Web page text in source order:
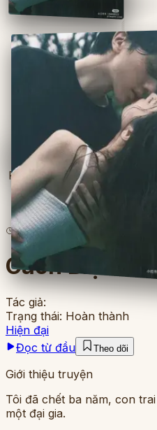
Full
8lượt đọc 5
Cách Biệt
Tác giả:
Trạng thái: Hoàn thành
Hiện đại
Đọc từ đầu
Theo dõi
Giới thiệu truyện
Tôi đã chết ba năm, con
một đại gia.